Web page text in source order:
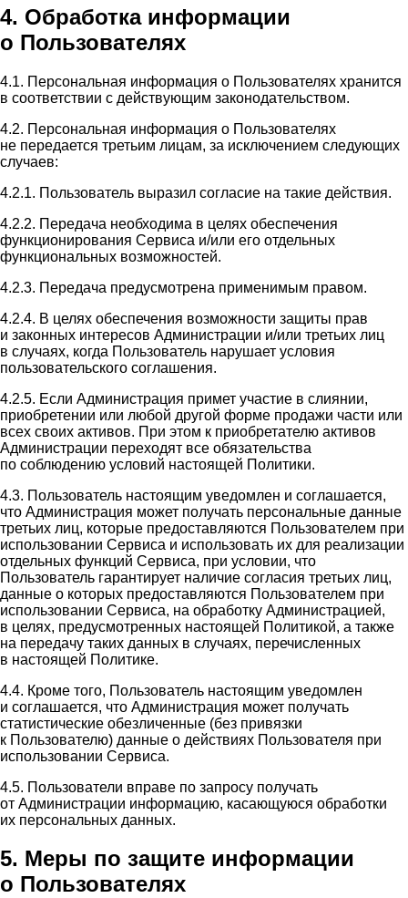
4. Обработка информации
о Пользователях
4.1. Персональная информация о Пользователях хранится
в соответствии с действующим законодательством.
4.2. Персональная информация о Пользователях
не передается третьим лицам, за исключением следующих
случаев:
4.2.1. Пользователь выразил согласие на такие действия.
4.2.2. Передача необходима в целях обеспечения
функционирования Сервиса и/или его отдельных
функциональных возможностей.
4.2.3. Передача предусмотрена применимым правом.
4.2.4. В целях обеспечения возможности защиты прав
и законных интересов Администрации и/или третьих лиц
в случаях, когда Пользователь нарушает условия
пользовательского соглашения.
4.2.5. Если Администрация примет участие в слиянии,
приобретении или любой другой форме продажи части или
всех своих активов. При этом к приобретателю активов
Администрации переходят все обязательства
по соблюдению условий настоящей Политики.
4.3. Пользователь настоящим уведомлен и соглашается,
что Администрация может получать персональные данные
третьих лиц, которые предоставляются Пользователем при
использовании Сервиса и использовать их для реализации
отдельных функций Сервиса, при условии, что
Пользователь гарантирует наличие согласия третьих лиц,
данные о которых предоставляются Пользователем при
использовании Сервиса, на обработку Администрацией,
в целях, предусмотренных настоящей Политикой, а также
на передачу таких данных в случаях, перечисленных
в настоящей Политике.
4.4. Кроме того, Пользователь настоящим уведомлен
и соглашается, что Администрация может получать
статистические обезличенные (без привязки
к Пользователю) данные о действиях Пользователя при
использовании Сервиса.
4.5. Пользователи вправе по запросу получать
от Администрации информацию, касающуюся обработки
их персональных данных.
5. Меры по защите информации
о Пользователях